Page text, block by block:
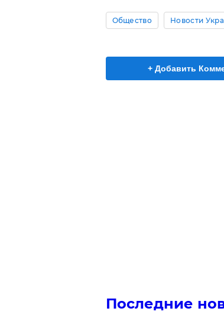
Общество Новости
+ Добавить
Последние